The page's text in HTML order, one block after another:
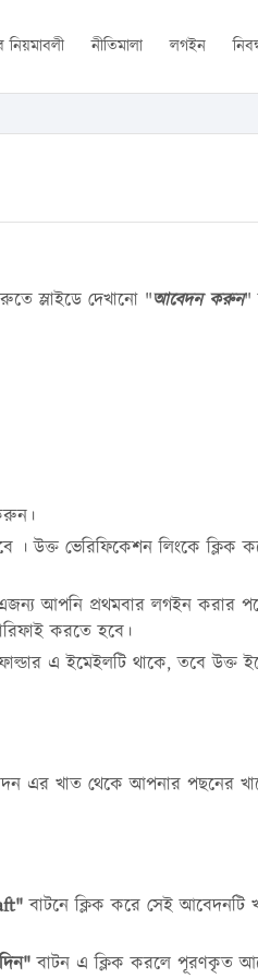
নীতিমালা লগইন
স্লাইডে দেখানো "আবেদন করুন"
উক্ত ভেরিফিকেশন লিংকে ক্লিক
আপনি প্রথমবার লগইন করার
করতে হবে।
এ ইমেইলটি থাকে, তবে
এর খাত থেকে আপনার পছনের
বাটনে ক্লিক করে সেই আবেদনটি
বাটন এ ক্লিক করলে পূরণকৃত